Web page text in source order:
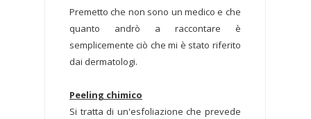
Premetto che non sono un medico e che
quanto andrò a raccontare è
semplicemente ciò che mi è stato riferito
dai dermatologi.
Peeling chimico
Si tratta di un'esfoliazione che prevede